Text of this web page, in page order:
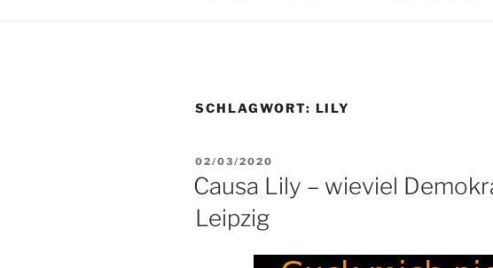
SCHLAGWORT: LILY
VERÖFFENTLICHT
AM
02/03/2020
Causa Lily – wieviel
Leipzig